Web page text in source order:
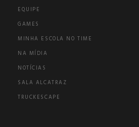
EQUIPE
GAMES
MINHA ESCOLA NO TIME
NA MÍDIA
NOTÍCIAS
SALA ALCATRAZ
TRUCKESCAPE